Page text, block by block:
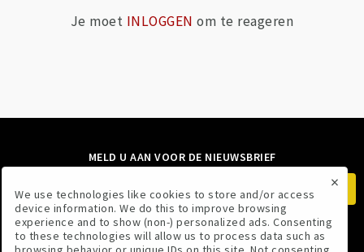
Je moet INLOGGEN om te reageren
MELD U AAN VOOR DE NIEUWSBRIEF
VOLG ONS
×
We use technologies like cookies to store and/or access
device information. We do this to improve browsing
experience and to show (non-) personalized ads. Consenting
to these technologies will allow us to process data such as